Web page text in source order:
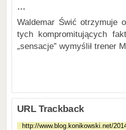
…
Waldemar Świć otrzymuje
tych kompromitujących
„sensacje” wymyślił trener
URL Trackback